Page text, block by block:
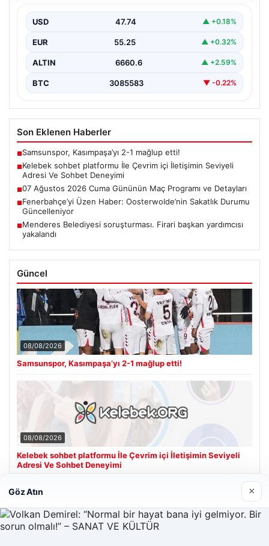
İnternet çağında bireylerin güvenli bir şekilde bağlantı
USD 47.74 ▲ +0.18%
EUR 55.25 ▲ +0.32%
ALTIN 6660.6 ▲ +2.59%
BTC 3085583 ▼ -0.22%
Son Eklenen Haberler
■Samsunspor, Kasımpaşa’yı 2-1 mağlup etti!
■Kelebek sohbet platformu İle Çevrim içi İletişimin Seviyeli
Adresi Ve Sohbet Deneyimi
■07 Ağustos 2026 Cuma Gününün Maç Programı ve Detayları
■Fenerbahçe’yi Üzen Haber: Oosterwolde’nin Sakatlık Durumu
Güncelleniyor
■Menderes Belediyesi soruşturması. Firari başkan yardımcısı
yakalandı
Güncel
08/08/2026
Samsunspor, Kasımpaşa’yı 2-1 mağlup etti!
08/08/2026
Kelebek sohbet platformu İle Çevrim içi İletişimin Seviyeli
Adresi Ve Sohbet Deneyimi
Son Eklenen Firmalar
Göz Atın ×